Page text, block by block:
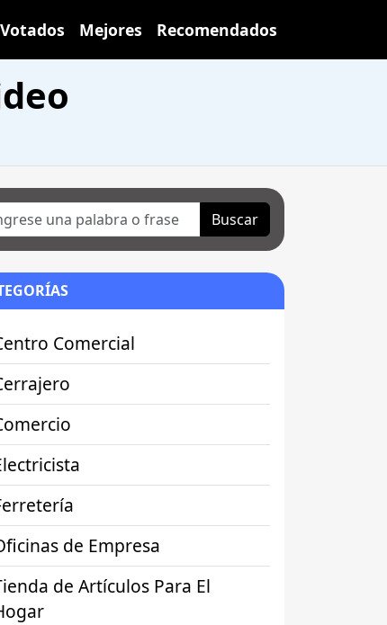
Votados Mejores Recomendados
Buscar
Comercial
de Empresa
de Artículos Para El